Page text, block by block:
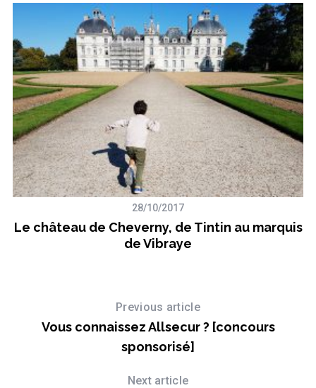
28/10/2017
Le château de Cheverny, de Tintin au marquis
de Vibraye
Previous article
Vous connaissez Allsecur ? [concours
sponsorisé]
Next article